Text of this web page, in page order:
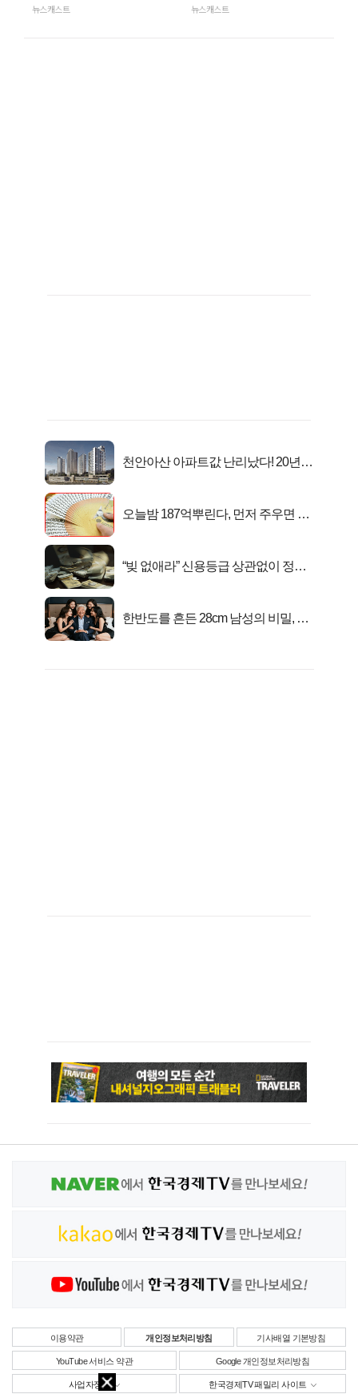
뉴스캐스트 뉴스캐스트
천안아산 아파트값 난리났다! 20년
오늘밤 187억뿌린다, 먼저 주우면 최
“빚 없애라” 신용등급 상관없이 정부
한반도를 흔든 28cm 남성의 비밀, 매
이용약관 개인정보처리방침 기사배열 기본방침
YouTube 서비스 약관 Google 개인정보처리방침
사업자정보 한국경제TV 패밀리 사이트